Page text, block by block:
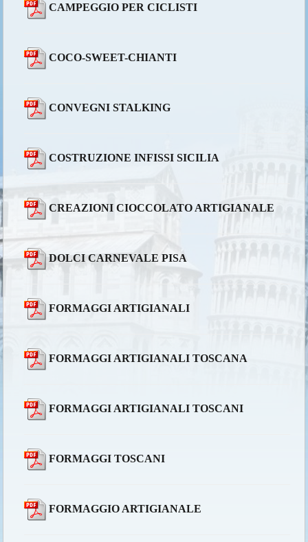
CAMPEGGIO PER CICLISTI
COCO-SWEET-CHIANTI
CONVEGNI STALKING
COSTRUZIONE INFISSI SICILIA
CREAZIONI CIOCCOLATO ARTIGIANALE
DOLCI CARNEVALE PISA
FORMAGGI ARTIGIANALI
FORMAGGI ARTIGIANALI TOSCANA
FORMAGGI ARTIGIANALI TOSCANI
FORMAGGI TOSCANI
FORMAGGIO ARTIGIANALE